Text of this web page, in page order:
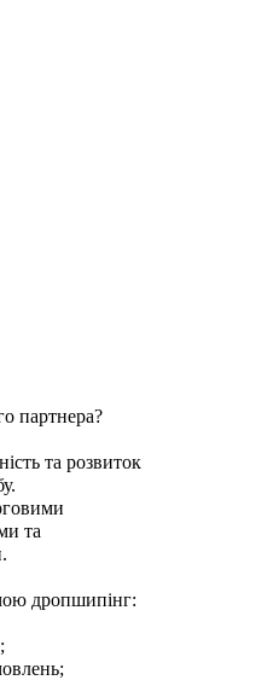
партнера?
та розвиток
та
дропшипінг: